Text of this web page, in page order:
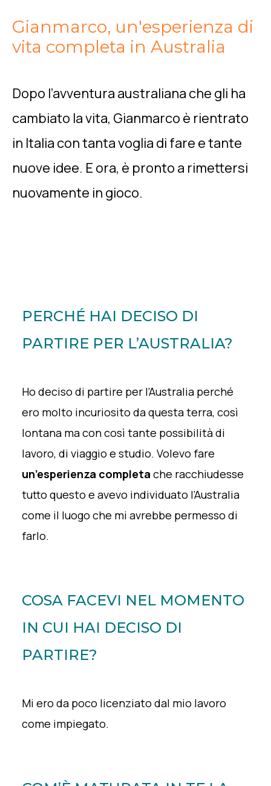
Gianmarco, un'esperienza di
vita completa in Australia
Dopo l’avventura australiana che gli ha
cambiato la vita, Gianmarco è rientrato
in Italia con tanta voglia di fare e tante
nuove idee. E ora, è pronto a rimettersi
nuovamente in gioco.
PERCHÉ HAI DECISO DI
PARTIRE PER L’AUSTRALIA?
Ho deciso di partire per l’Australia perché
ero molto incuriosito da questa terra, così
lontana ma con così tante possibilità di
lavoro, di viaggio e studio. Volevo fare
un’esperienza completa che racchiudesse
tutto questo e avevo individuato l’Australia
come il luogo che mi avrebbe permesso di
farlo.
COSA FACEVI NEL MOMENTO
IN CUI HAI DECISO DI
PARTIRE?
Mi ero da poco licenziato dal mio lavoro
come impiegato.